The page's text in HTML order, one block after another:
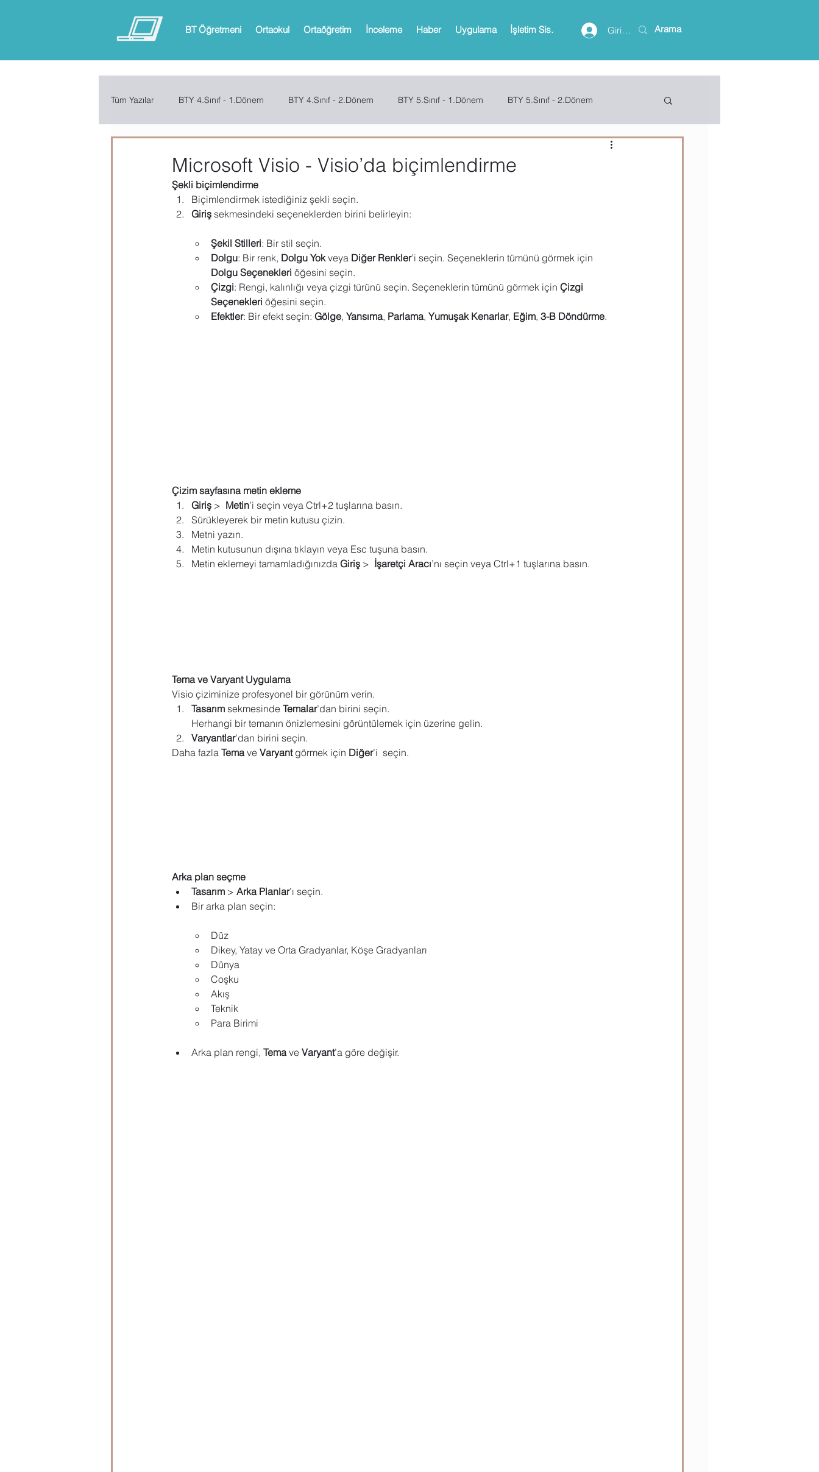
BT Öğretmeni Ortaokul Ortaöğretim İnceleme Haber Uygulama İşletim Sis. Giriş yap
Tüm Yazılar BTY 4.Sınıf - 1.Dönem BTY 4.Sınıf - 2.Dönem BTY 5.Sınıf - 1.Dönem BTY 5.Sınıf - 2.Dönem
App Inventor Web 2.0 Araçları
Microsoft InfoPath Microsoft OneNote
Microsoft Sharepoint Microsoft Visio Microsoft Word Güncel yazılar
Microsoft Visio - Visio’da biçimlendirme
Şekli biçimlendirme
Biçimlendirmek istediğiniz şekli seçin.
Giriş sekmesindeki seçeneklerden birini belirleyin:
Şekil Stilleri: Bir stil seçin.
Dolgu: Bir renk, Dolgu Yok veya Diğer Renkler’i seçin. Seçeneklerin tümünü görmek için
Dolgu Seçenekleri öğesini seçin.
Çizgi: Rengi, kalınlığı veya çizgi türünü seçin. Seçeneklerin tümünü görmek için Çizgi
Seçenekleri öğesini seçin.
Efektler: Bir efekt seçin: Gölge, Yansıma, Parlama, Yumuşak Kenarlar, Eğim, 3-B Döndürme.
Çizim sayfasına metin ekleme
Giriş > Metin’i seçin veya Ctrl+2 tuşlarına basın.
Sürükleyerek bir metin kutusu çizin.
Metni yazın.
Metin kutusunun dışına tıklayın veya Esc tuşuna basın.
Metin eklemeyi tamamladığınızda Giriş > İşaretçi Aracı’nı seçin veya Ctrl+1 tuşlarına basın.
Tema ve Varyant Uygulama
Visio çiziminize profesyonel bir görünüm verin.
Tasarım sekmesinde Temalar’dan birini seçin.
Herhangi bir temanın önizlemesini görüntülemek için üzerine gelin.
Varyantlar’dan birini seçin.
Daha fazla Tema ve Varyant görmek için Diğer’i  seçin.
Arka plan seçme
Tasarım > Arka Planlar’ı seçin.
Bir arka plan seçin:
Düz
Dikey, Yatay ve Orta Gradyanlar, Köşe Gradyanları
Dünya
Coşku
Akış
Teknik
Para Birimi
Arka plan rengi, Tema ve Varyant’a göre değişir.